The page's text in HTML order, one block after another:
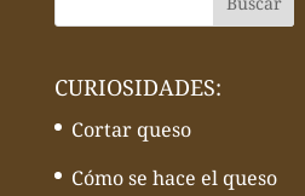
CURIOSIDADES:
Cortar queso
Cómo se hace el queso